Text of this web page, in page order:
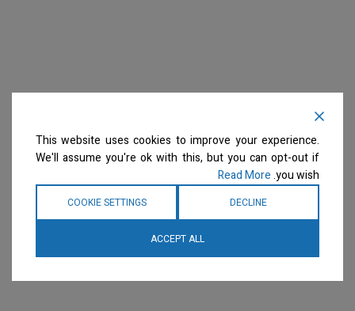
This website uses cookies to improve your experience.
We'll assume you're ok with this, but you can opt-out if
you wish.
Read More
DECLINE
COOKIE SETTINGS
ACCEPT ALL